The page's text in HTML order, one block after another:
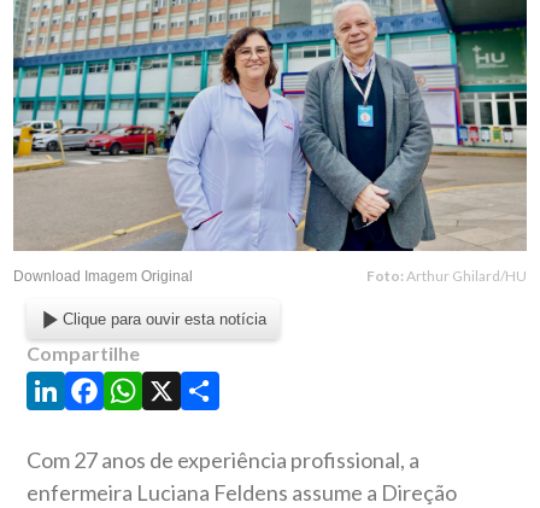
Download Imagem Original Foto: Arthur Ghilard/HU
Clique para ouvir esta notícia
Compartilhe
LinkedIn
Facebook
WhatsApp
X Share
Com 27 anos de experiência profissional, a
enfermeira Luciana Feldens assume a Direção